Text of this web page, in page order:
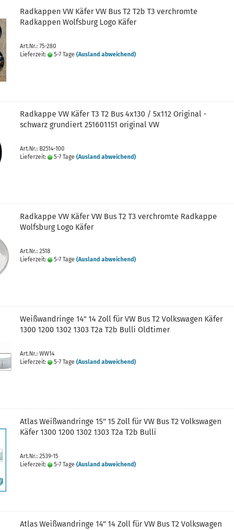
Radkappen VW Käfer VW Bus T2 T2b T3 verchromte
Radkappen Wolfsburg Logo Käfer
Art.Nr.: 75-280
Lieferzeit:
5-7 Tage (Ausland abweichend)
Radkappe VW Käfer T3 T2 Bus 4x130 / 5x112 Original -
schwarz grundiert 251601151 original VW
Art.Nr.: B2514-100
Lieferzeit:
5-7 Tage (Ausland abweichend)
Radkappe VW Käfer VW Bus T2 T3 verchromte Radkappe
Wolfsburg Logo Käfer
Art.Nr.: 2518
Lieferzeit:
5-7 Tage (Ausland abweichend)
Weißwandringe 14" 14 Zoll für VW Bus T2 Volkswagen Käfer
1300 1200 1302 1303 T2a T2b Bulli Oldtimer
Art.Nr.: WW14
Lieferzeit:
5-7 Tage (Ausland abweichend)
Atlas Weißwandringe 15" 15 Zoll für VW Bus T2 Volkswagen
Käfer 1300 1200 1302 1303 T2a T2b Bulli
Art.Nr.: 2539-15
Lieferzeit:
5-7 Tage (Ausland abweichend)
Atlas Weißwandringe 14" 14 Zoll für VW Bus T2 Volkswagen